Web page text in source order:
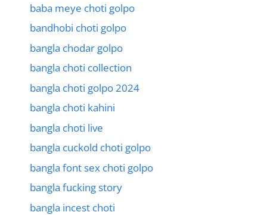
baba meye choti golpo
bandhobi choti golpo
bangla chodar golpo
bangla choti collection
bangla choti golpo 2024
bangla choti kahini
bangla choti live
bangla cuckold choti golpo
bangla font sex choti golpo
bangla fucking story
bangla incest choti